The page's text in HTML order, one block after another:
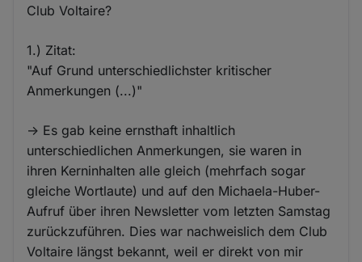
Club Voltaire?
1.) Zitat:
"Auf Grund unterschiedlichster kritischer
Anmerkungen (...)"
-> Es gab keine ernsthaft inhaltlich
unterschiedlichen Anmerkungen, sie waren in
ihren Kerninhalten alle gleich (mehrfach sogar
gleiche Wortlaute) und auf den Michaela-Huber-
Aufruf über ihren Newsletter vom letzten Samstag
zurückzuführen. Dies war nachweislich dem Club
Voltaire längst bekannt, weil er direkt von mir